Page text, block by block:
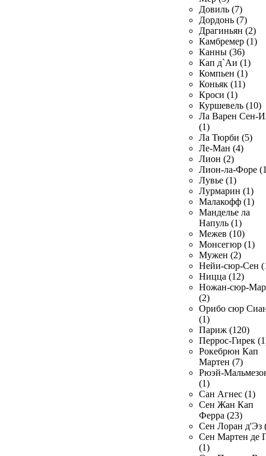
Довиль (7)
Дордонь (7)
Драгиньян (2)
Камбремер (1)
Канны (36)
Кап д`Аи (1)
Компьен (1)
Коньяк (11)
Кроси (1)
Куршевель (10)
Ла Варен Сен-
(1)
Ла Тюрби (5)
Ле-Ман (4)
Лион (2)
Лион-ла-Форе
Лувье (1)
Лурмарин (1)
Малакофф (1)
Манделье ла
Напуль (1)
Межев (10)
Монсегюр (1)
Мужен (2)
Нейи-сюр-Сен
Ницца (12)
Ножан-сюр-
(2)
Орибо сюр
(1)
Париж (120)
Перрос-Гирек
Рокебрюн Кап
Мартен (7)
Рюэй-
(1)
Сан Агнес (1)
Сен Жан Кап
Ферра (23)
Сен Лоран д'Эз
Сен Мартен де
(1)